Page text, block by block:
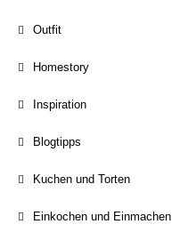
Outfit
Homestory
Inspiration
Blogtipps
Kuchen und Torten
Einkochen und Einmachen